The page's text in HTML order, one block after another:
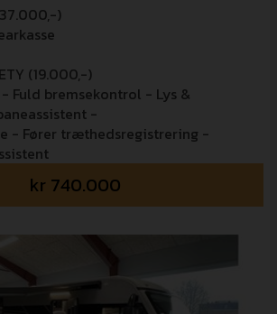
)
(19.000,-)
Fuld bremsekontrol - Lys &
-
- Fører træthedsregistrering -
kr 740.000